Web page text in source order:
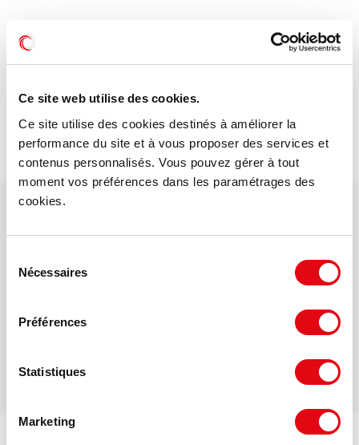
Ce site web utilise des cookies.
Ce site utilise des cookies destinés à améliorer la
performance du site et à vous proposer des services et
contenus personnalisés. Vous pouvez gérer à tout
moment vos préférences dans les paramétrages des
cookies.
Nécessaires
Préférences
Statistiques
Marketing
Dessertes - MERIGNAC (33700)
Par la Rocade (A630) sortie N°11
Bus lignes 1 et 48
Gare LGV BORDEAUX Saint Jean à 20 mn
Tramway A
Thomas POUPIN